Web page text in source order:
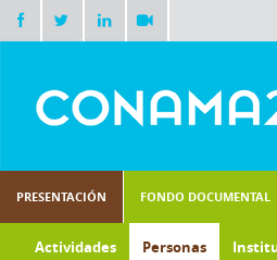
PRESENTACIÓN FONDO DOCUMENTAL
Actividades Personas